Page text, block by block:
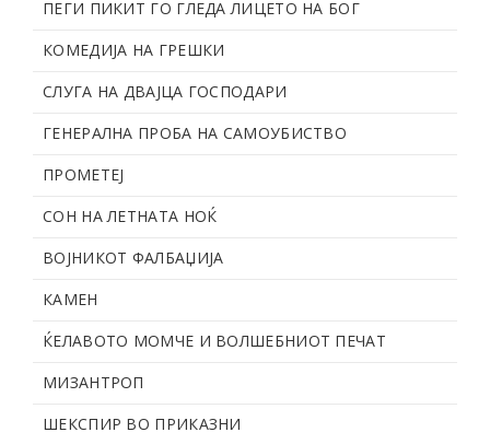
ПЕГИ ПИКИТ ГО ГЛЕДА ЛИЦЕТО НА БОГ
КОМЕДИЈА НА ГРЕШКИ
СЛУГА НА ДВАЈЦА ГОСПОДАРИ
ГЕНЕРАЛНА ПРОБА НА САМОУБИСТВО
ПРОМЕТЕЈ
СОН НА ЛЕТНАТА НОЌ
ВОЈНИКОТ ФАЛБАЏИЈА
КАМЕН
ЌЕЛАВОТО МОМЧЕ И ВОЛШЕБНИОТ ПЕЧАТ
МИЗАНТРОП
ШЕКСПИР ВО ПРИКАЗНИ